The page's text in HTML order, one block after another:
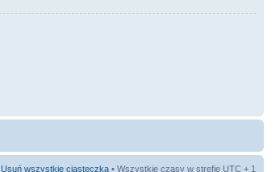
Usuń wszystkie ciasteczka • Wszystkie czasy w strefie UTC + 1